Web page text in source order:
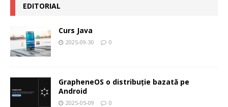
EDITORIAL
Curs Java
2025-09-30 0
GrapheneOS o distribuție bazată pe
Android
2025-05-09 0